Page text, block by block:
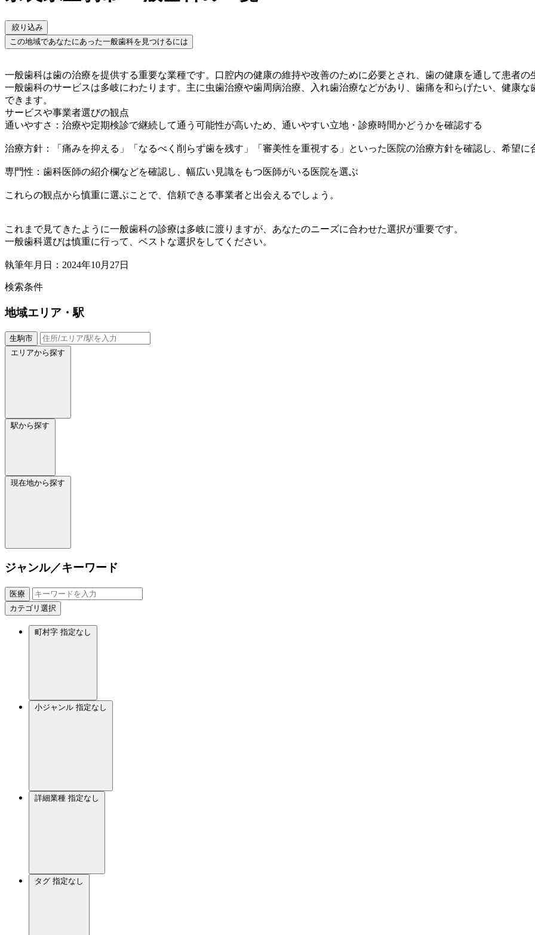
絞り込み
この地域であなたにあった一般歯科を見つけるには
一般歯科は歯の治療を提供する重要な業種です。口腔内の健康の維持や改善のために必要とされ、歯の健康を通して患者の
一般歯科のサービスは多岐にわたります。主に虫歯治療や歯周病治療、入れ歯治療などがあり、歯痛を和らげたい、健康
できます。
サービスや事業者選びの観点
通いやすさ：治療や定期検診で継続して通う可能性が高いため、通いやすい立地・診療時間かどうかを確認する
治療方針：「痛みを抑える」「なるべく削らず歯を残す」「審美性を重視する」といった医院の治療方針を確認し、希望に
専門性：歯科医師の紹介欄などを確認し、幅広い見識をもつ医師がいる医院を選ぶ
これらの観点から慎重に選ぶことで、信頼できる事業者と出会えるでしょう。
これまで見てきたように一般歯科の診療は多岐に渡りますが、あなたのニーズに合わせた選択が重要です。
一般歯科選びは慎重に行って、ベストな選択をしてください。
執筆年月日：2024年10月27日
検索条件
地域エリア・駅
生駒市
エリアから探す
駅から探す
現在地から探す
ジャンル／キーワード
医療
カテゴリ選択
町村字 指定なし
小ジャンル 指定なし
詳細業種 指定なし
タグ 指定なし